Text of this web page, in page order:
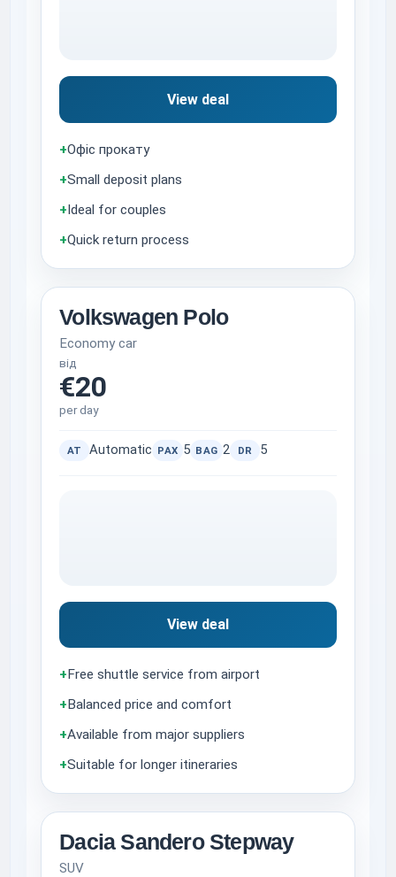
View deal
+Офіс прокату
+Small deposit plans
+Ideal for couples
+Quick return process
Volkswagen Polo
Economy car
від
€20
per day
AT Automatic PAX 5 BAG 2 DR 5
View deal
+Free shuttle service from airport
+Balanced price and comfort
+Available from major suppliers
+Suitable for longer itineraries
Dacia Sandero Stepway
SUV